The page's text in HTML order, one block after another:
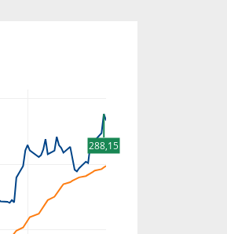
288,15